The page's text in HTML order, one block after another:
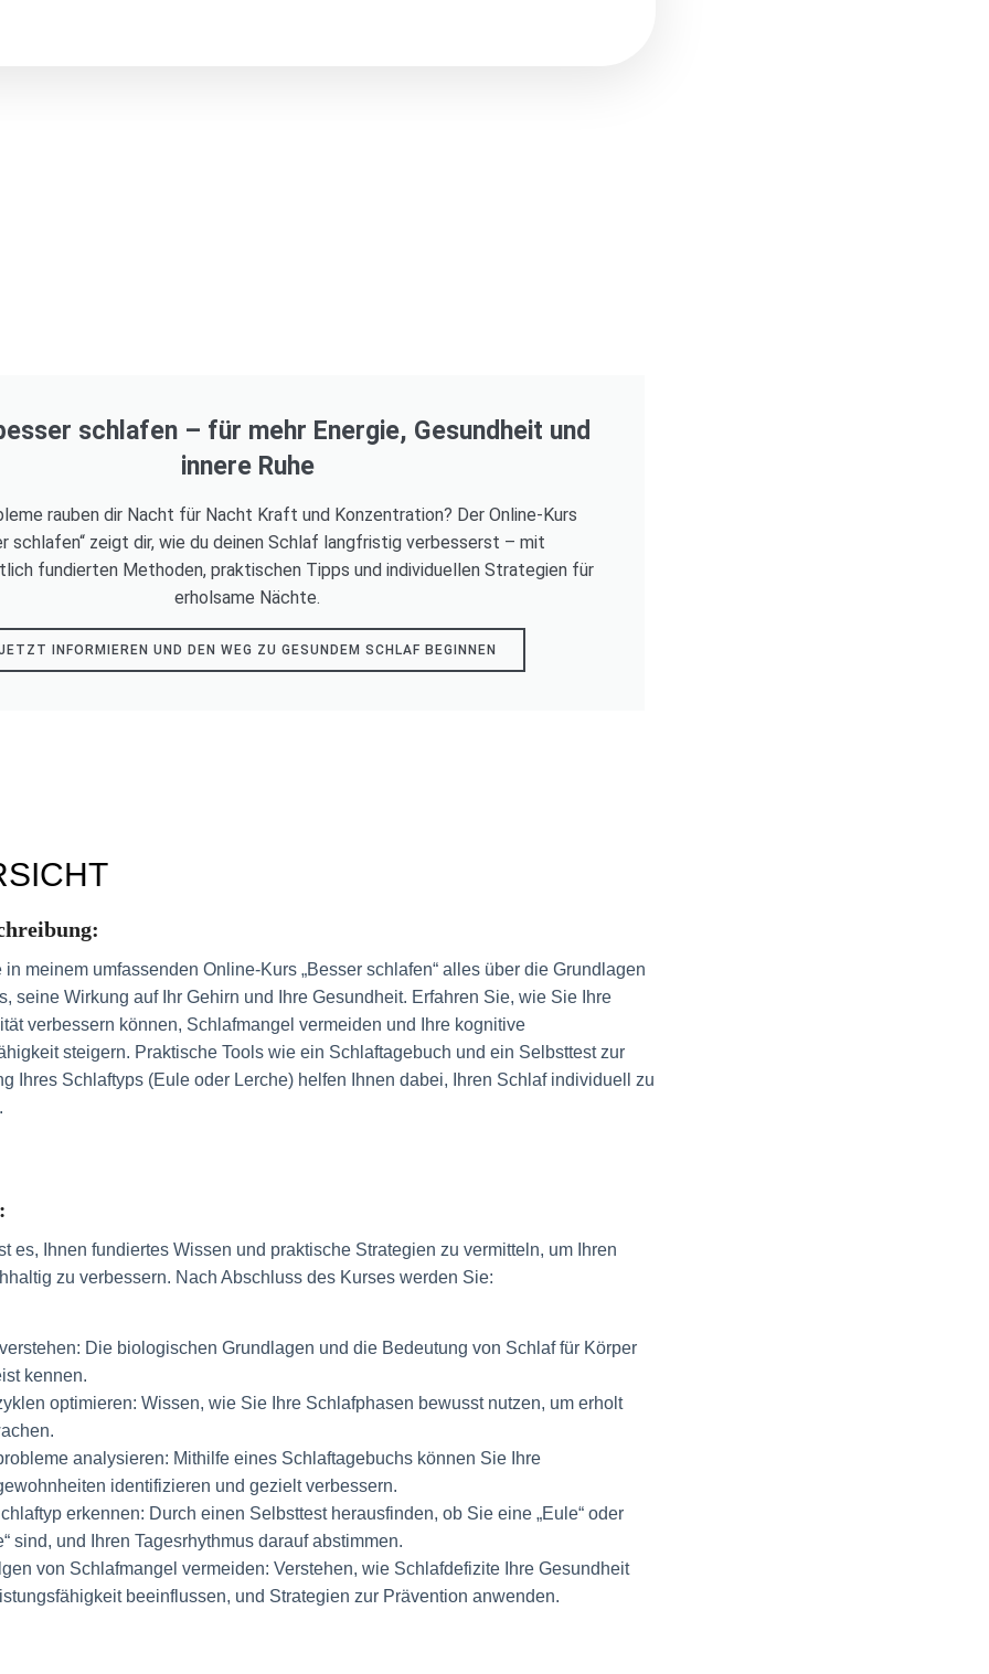
schlafen – für mehr Energie, Gesundheit und
innere Ruhe
rauben dir Nacht für Nacht Kraft und Konzentration? Der Online-Kurs
schlafen“ zeigt dir, wie du deinen Schlaf langfristig verbesserst – mit
fundierten Methoden, praktischen Tipps und individuellen Strategien für
erholsame Nächte.
INFORMIEREN UND DEN WEG ZU GESUNDEM SCHLAF BEGINNEN
in meinem umfassenden Online-Kurs „Besser schlafen“ alles über die Grundlagen
seine Wirkung auf Ihr Gehirn und Ihre Gesundheit. Erfahren Sie, wie Sie Ihre
verbessern können, Schlafmangel vermeiden und Ihre kognitive
steigern. Praktische Tools wie ein Schlaftagebuch und ein Selbsttest zur
Ihres Schlaftyps (Eule oder Lerche) helfen Ihnen dabei, Ihren Schlaf individuell zu
es, Ihnen fundiertes Wissen und praktische Strategien zu vermitteln, um Ihren
zu verbessern. Nach Abschluss des Kurses werden Sie:
Die biologischen Grundlagen und die Bedeutung von Schlaf für Körper
kennen.
optimieren: Wissen, wie Sie Ihre Schlafphasen bewusst nutzen, um erholt
analysieren: Mithilfe eines Schlaftagebuchs können Sie Ihre
identifizieren und gezielt verbessern.
erkennen: Durch einen Selbsttest herausfinden, ob Sie eine „Eule“ oder
sind, und Ihren Tagesrhythmus darauf abstimmen.
von Schlafmangel vermeiden: Verstehen, wie Schlafdefizite Ihre Gesundheit
beeinflussen, und Strategien zur Prävention anwenden.